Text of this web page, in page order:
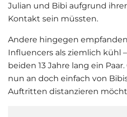
Julian und Bibi aufgrund
Kontakt sein müssten.
Andere hingegen
Influencers als ziemlich kühl
beiden 13 Jahre lang ein
nun an doch einfach von
Auftritten distanzieren